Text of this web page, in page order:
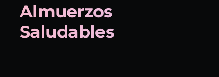
Almuerzos
Saludables